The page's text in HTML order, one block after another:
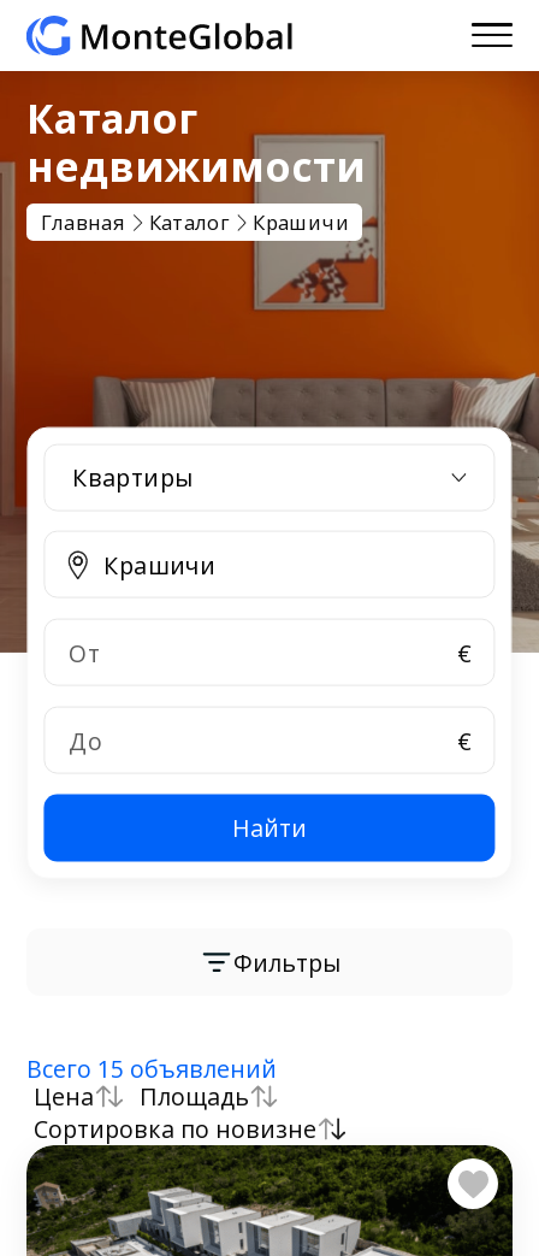
Каталог
недвижимости
Главная Каталог Крашичи
Квартиры
€
€
Найти
Фильтры
Всего 15 объявлений
Цена
Площадь
Сортировка по новизне